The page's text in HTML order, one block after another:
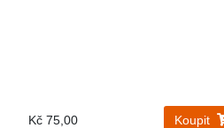
Kč 75,00 Koupit